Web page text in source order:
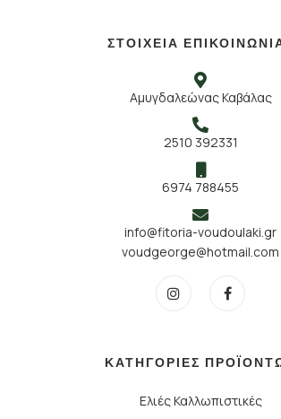
ΣΤΟΙΧΕΙΑ
Αμυγδαλεώνας Καβάλας
2510 392331
6974 788455
info@fitoria-voudoulaki.gr
voudgeorge@hotmail.com
ΚΑΤΗΓΟΡΙΕΣ
Ελιές Καλλωπιστικές